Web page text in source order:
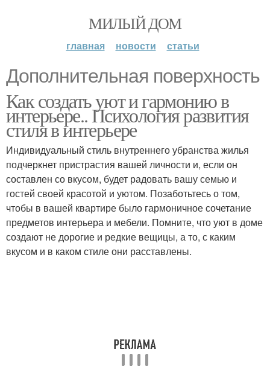
МИЛЫЙ ДОМ
главная новости статьи
Дополнительная поверхность
Как создать уют и гармонию в
интерьере.. Психология развития
стиля в интерьере
Индивидуальный стиль внутреннего убранства жилья
подчеркнет пристрастия вашей личности и, если он
составлен со вкусом, будет радовать вашу семью и
гостей своей красотой и уютом. Позаботьтесь о том,
чтобы в вашей квартире было гармоничное сочетание
предметов интерьера и мебели. Помните, что уют в доме
создают не дорогие и редкие вещицы, а то, с каким
вкусом и в каком стиле они расставлены.